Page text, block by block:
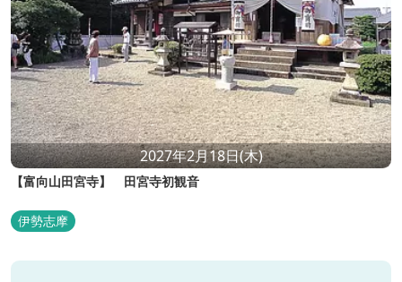
2027年2月18日(木)
【富向山田宮寺】 田宮寺初観音
伊勢志摩